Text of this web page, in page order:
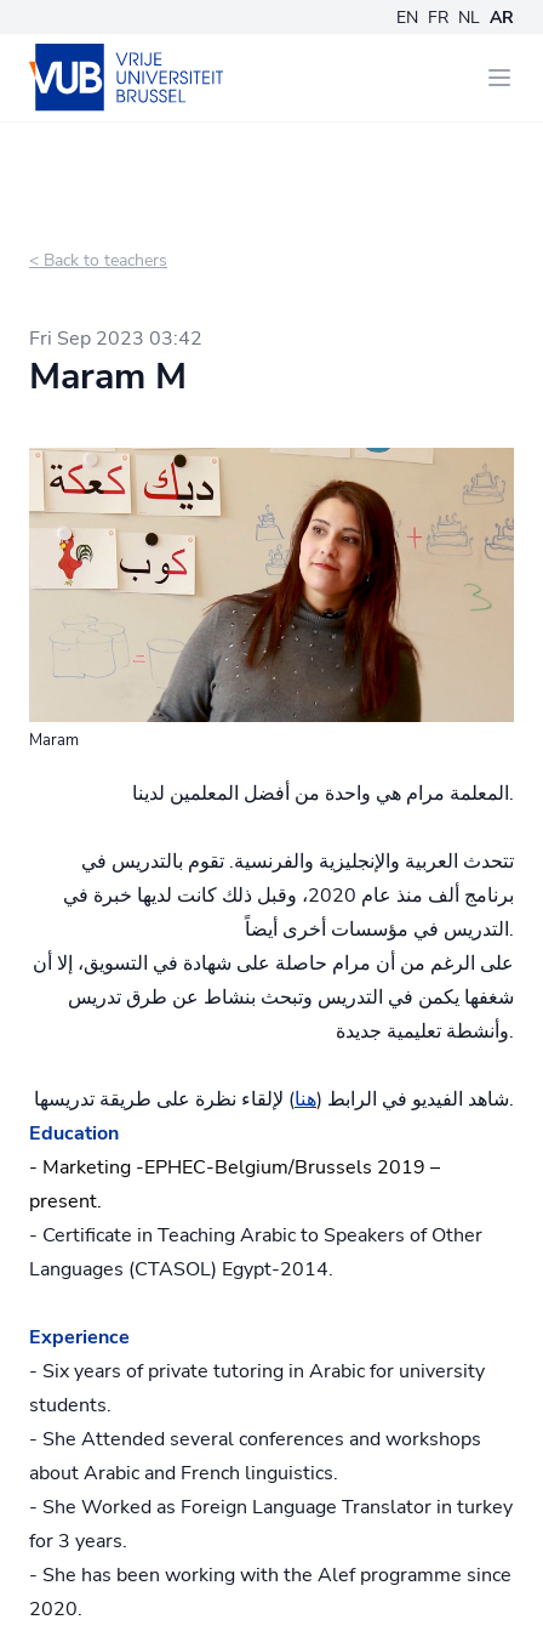
EN FR NL AR
< Back to teachers
Fri Sep 2023 03:42
Maram M
Maram
المعلمة مرام هي واحدة من أفضل المعلمين لدينا.
تتحدث العربية والإنجليزية والفرنسية. تقوم بالتدريس في
برنامج ألف منذ عام 2020، وقبل ذلك كانت لديها خبرة في
التدريس في مؤسسات أخرى أيضاً.
على الرغم من أن مرام حاصلة على شهادة في التسويق، إلا أن
شغفها يكمن في التدريس وتبحث بنشاط عن طرق تدريس
وأنشطة تعليمية جديدة.
شاهد الفيديو في الرابط (هنا
) لإلقاء نظرة على طريقة تدريسها.
Education
- Marketing -EPHEC-Belgium/Brussels 2019 –
present.
- Certificate in Teaching Arabic to Speakers of Other
Languages (CTASOL) Egypt-2014.
Experience
- Six years of private tutoring in Arabic for university
students.
- She Attended several conferences and workshops
about Arabic and French linguistics.
- She Worked as Foreign Language Translator in turkey
for 3 years.
- She has been working with the Alef programme since
2020.